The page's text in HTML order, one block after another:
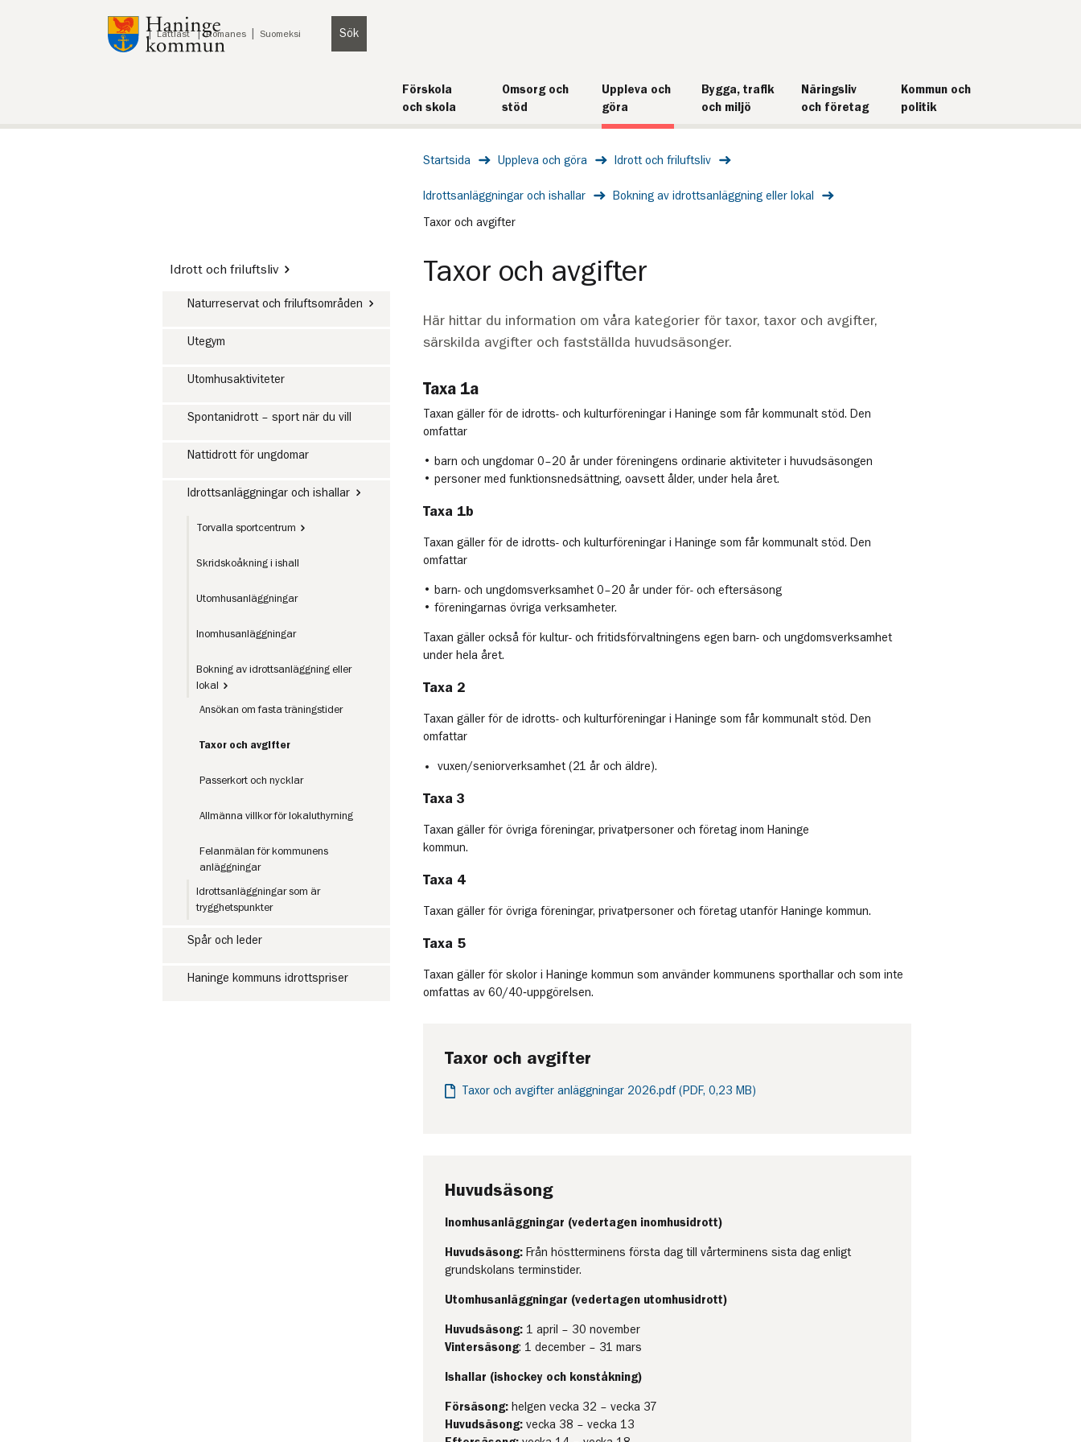
Till innehåll på sidan
Lyssna Lättläst Romanes Suomeksi Sök
Förskola
och skola
Omsorg och
stöd
Uppleva och
göra
Bygga, trafik
och miljö
Näringsliv
och företag
Kommun och
politik
Startsida Uppleva och göra Idrott och friluftsliv
Idrottsanläggningar och ishallar Bokning av idrottsanläggning eller lokal
Taxor och avgifter
Idrott och friluftsliv
Naturreservat och friluftsområden
Utegym
Utomhusaktiviteter
Spontanidrott – sport när du vill
Nattidrott för ungdomar
Idrottsanläggningar och ishallar
Torvalla sportcentrum
Skridskoåkning i ishall
Utomhusanläggningar
Inomhusanläggningar
Bokning av idrottsanläggning eller
lokal
Ansökan om fasta träningstider
Taxor och avgifter
Passerkort och nycklar
Allmänna villkor för lokaluthyrning
Felanmälan för kommunens
anläggningar
Idrottsanläggningar som är
trygghetspunkter
Spår och leder
Haninge kommuns idrottspriser
Taxor och avgifter
Här hittar du information om våra kategorier för taxor, taxor och avgifter,
särskilda avgifter och fastställda huvudsäsonger.
Taxa 1a
Taxan gäller för de idrotts- och kulturföreningar i Haninge som får kommunalt stöd. Den
omfattar
• barn och ungdomar 0–20 år under föreningens ordinarie aktiviteter i huvudsäsongen
• personer med funktionsnedsättning, oavsett ålder, under hela året.
Taxa 1b
Taxan gäller för de idrotts- och kulturföreningar i Haninge som får kommunalt stöd. Den
omfattar
• barn- och ungdomsverksamhet 0–20 år under för- och eftersäsong
• föreningarnas övriga verksamheter.
Taxan gäller också för kultur- och fritidsförvaltningens egen barn- och ungdomsverksamhet
under hela året.
Taxa 2
Taxan gäller för de idrotts- och kulturföreningar i Haninge som får kommunalt stöd. Den
omfattar
vuxen/seniorverksamhet (21 år och äldre).
Taxa 3
Taxan gäller för övriga föreningar, privatpersoner och företag inom Haninge
kommun.
Taxa 4
Taxan gäller för övriga föreningar, privatpersoner och företag utanför Haninge kommun.
Taxa 5
Taxan gäller för skolor i Haninge kommun som använder kommunens sporthallar och som inte
omfattas av 60/40‑uppgörelsen.
Taxor och avgifter
Taxor och avgifter anläggningar 2026.pdf (PDF, 0,23 MB)
Huvudsäsong
Inomhusanläggningar (vedertagen inomhusidrott)
Huvudsäsong:Från höstterminens första dag till vårterminens sista dag enligt
grundskolans terminstider.
Utomhusanläggningar (vedertagen utomhusidrott)
Huvudsäsong:1 april – 30 november
Vintersäsong: 1 december – 31 mars
Ishallar (ishockey och konståkning)
Försäsong:helgen vecka 32 – vecka 37
Huvudsäsong:vecka 38 – vecka 13